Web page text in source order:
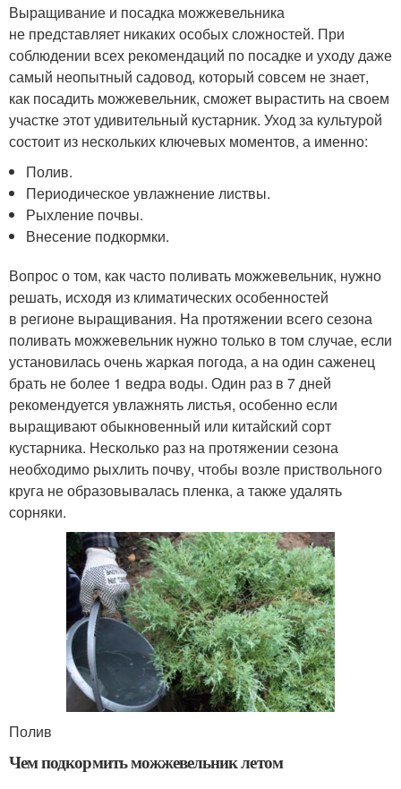
Выращивание и посадка можжевельника
не представляет никаких особых сложностей. При
соблюдении всех рекомендаций по посадке и уходу даже
самый неопытный садовод, который совсем не знает,
как посадить можжевельник, сможет вырастить на своем
участке этот удивительный кустарник. Уход за культурой
состоит из нескольких ключевых моментов, а именно:
Полив.
Периодическое увлажнение листвы.
Рыхление почвы.
Внесение подкормки.
Вопрос о том, как часто поливать можжевельник, нужно
решать, исходя из климатических особенностей
в регионе выращивания. На протяжении всего сезона
поливать можжевельник нужно только в том случае, если
установилась очень жаркая погода, а на один саженец
брать не более 1 ведра воды. Один раз в 7 дней
рекомендуется увлажнять листья, особенно если
выращивают обыкновенный или китайский сорт
кустарника. Несколько раз на протяжении сезона
необходимо рыхлить почву, чтобы возле приствольного
круга не образовывалась пленка, а также удалять
сорняки.
Полив
Чем подкормить можжевельник летом